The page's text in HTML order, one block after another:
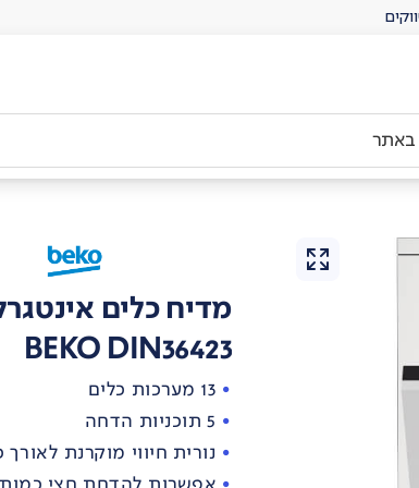
מדיח כלים
BEKO DIN36423
13 מערכות כלים
5 תוכניות הדחה
נורית חיווי מוקרנת